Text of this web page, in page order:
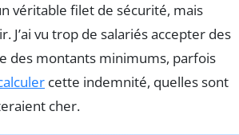
véritable filet de sécurité, mais
vu trop de salariés accepter des
des montants minimums, parfois
cette indemnité, quelles sont
cher.